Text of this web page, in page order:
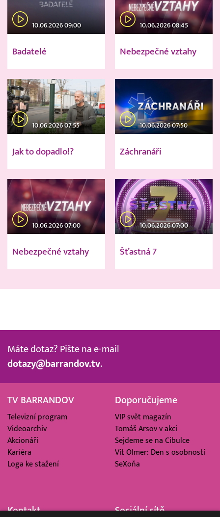
10.06.2026 09:00
Badatelé
10.06.2026 08:45
Nebezpečné vztahy
10.06.2026 07:55
Jak to dopadlo!?
10.06.2026 07:50
Záchranáři
10.06.2026 07:00
Nebezpečné vztahy
10.06.2026 07:00
Šťastná 7
Máte dotaz? Pište na e-mail
dotazy@barrandov.tv.
TV BARRANDOV
Televizní program
Videoarchiv
Akcionáři
Kariéra
Loga ke stažení
Doporučujeme
VIP svět magazín
Tomáš Arsov v akci
Sejdeme se na Cibulce
Vít Olmer: Den s osobností
SeXoňa
Kontakt Sociální sítě